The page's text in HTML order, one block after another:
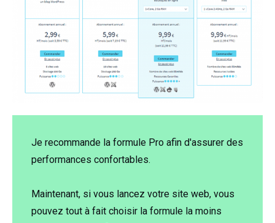
Je recommande la formule Pro afin d'assurer des
performances confortables.
Maintenant, si vous lancez votre site web, vous
pouvez tout à fait choisir la formule la moins